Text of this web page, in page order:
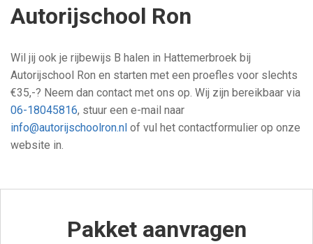
Autorijschool Ron
Wil jij ook je rijbewijs B halen in Hattemerbroek bij
Autorijschool Ron en starten met een proefles voor slechts
€35,-? Neem dan contact met ons op. Wij zijn bereikbaar via
06-18045816, stuur een e-mail naar
info@autorijschoolron.nl of vul het contactformulier op onze
website in.
Pakket aanvragen